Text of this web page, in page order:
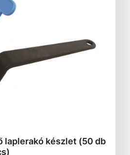
laplerakó készlet (50 db